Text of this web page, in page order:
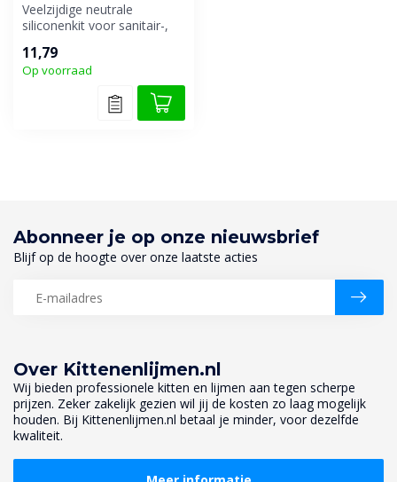
Veelzijdige neutrale
siliconenkit voor sanitair-,
11,79
Op voorraad
Over Kittenenlijmen.nl
Wij bieden professionele kitten en lijmen aan tegen scherpe
prijzen. Zeker zakelijk gezien wil jij de kosten zo laag mogelijk
houden. Bij Kittenenlijmen.nl betaal je minder, voor dezelfde
kwaliteit.
Abonneer je op onze nieuwsbrief
Blijf op de hoogte over onze laatste acties